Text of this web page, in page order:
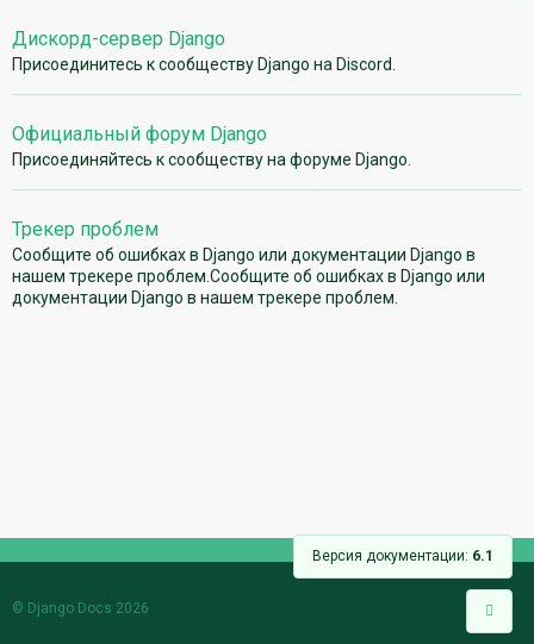
Версия документации: 6.1
Дискорд-сервер Django
Присоединитесь к сообществу Django на Discord.
Официальный форум Django
Присоединяйтесь к сообществу на форуме Django.
Трекер проблем
Сообщите об ошибках в Django или документации Django в
нашем трекере проблем.Сообщите об ошибках в Django или
документации Django в нашем трекере проблем.
© Django Docs 2026